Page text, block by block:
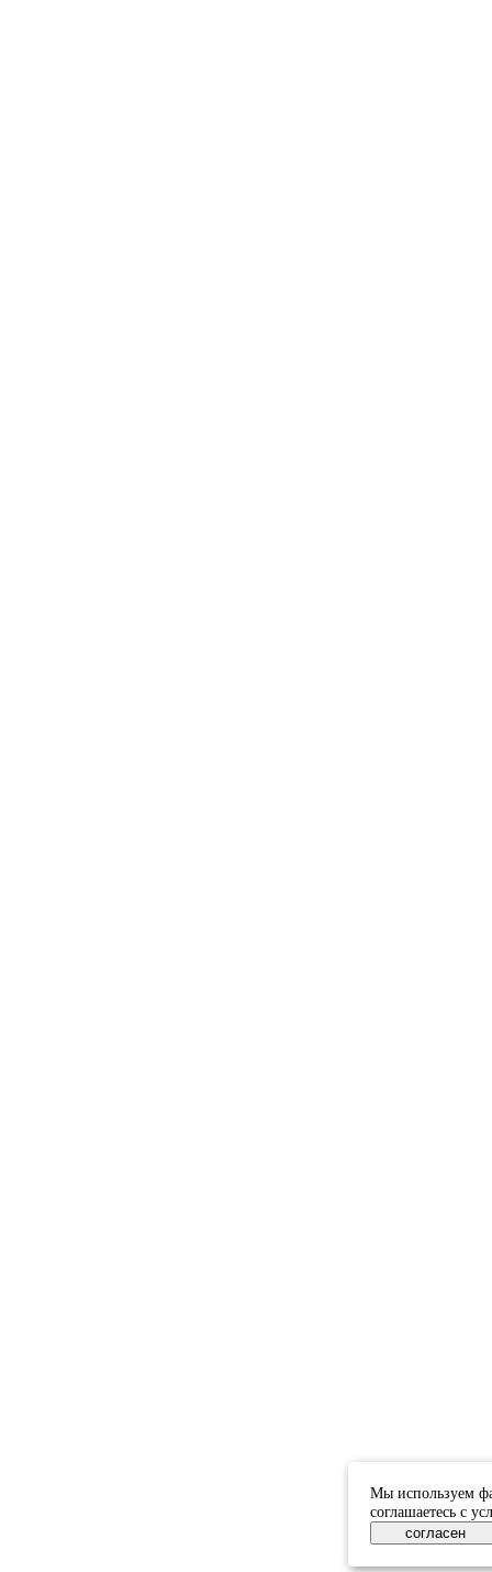
Мы используем
соглашаетесь с
согласен